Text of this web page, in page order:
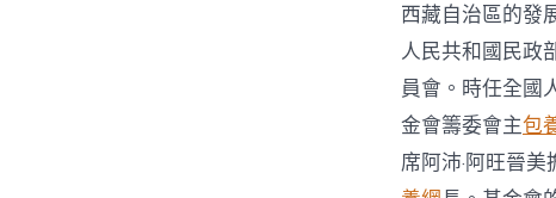
西藏自治區的發
人民共和國民政
員會。時任全國
金會籌委會主包
席阿沛·阿旺晉